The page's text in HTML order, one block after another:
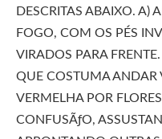
DESCRITAS ABAIXO. A)
FOGO, COM OS PÉS
VIRADOS PARA
QUE COSTUMA
VERMELHA POR
CONFUSÃƒO,